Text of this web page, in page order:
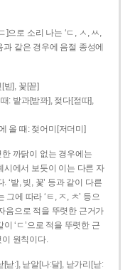
]으로 소리 나는 ‘ㄷ, ㅅ, ㅆ,
과 같은 경우에 음절 종성에
], 꽃[꼳]
: 밭과[받꽈], 젖다[젇따],
올 때: 젖어미[저더미]
한 까닭이 없는 경우에는
시에서 보듯이 이는 다른 자
‘밭, 빚, 꽃’ 등과 같이 다른
에 따라 ‘ㅌ, ㅈ, ㅊ’ 등으
음으로 적을 뚜렷한 근거가
‘ㄷ’으로 적을 뚜렷한 근
이 원칙이다.
[낟ː], 낟알[나ː달], 낟가리[낟ː